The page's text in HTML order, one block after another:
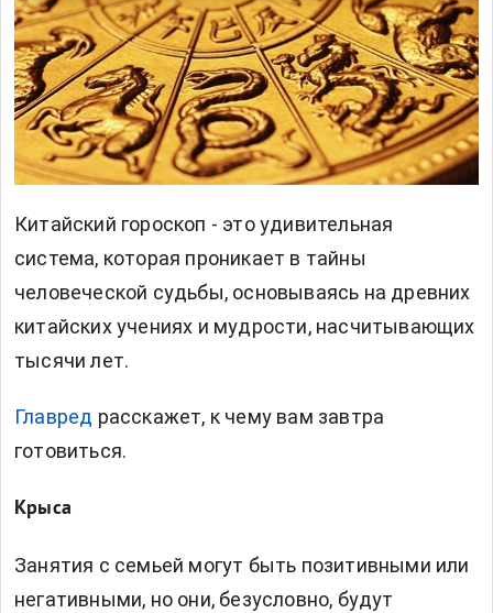
Китайский гороскоп - это удивительная
система, которая проникает в тайны
человеческой судьбы, основываясь на древних
китайских учениях и мудрости, насчитывающих
тысячи лет.
Главред расскажет, к чему вам завтра
готовиться.
Крыса
Занятия с семьей могут быть позитивными или
негативными, но они, безусловно, будут